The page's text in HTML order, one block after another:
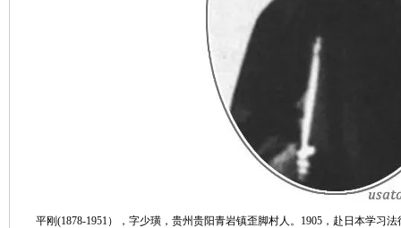
平刚(1878-1951），字少璜，贵州贵阳青岩镇歪脚村人。1905，赴日本学习